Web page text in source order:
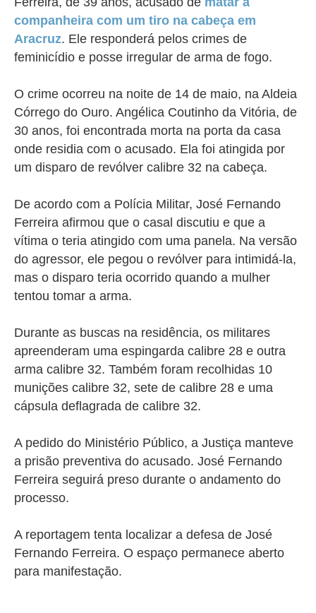
companheira com um tiro na cabeça em
Aracruz. Ele responderá pelos crimes de
feminicídio e posse irregular de arma de fogo.
O crime ocorreu na noite de 14 de maio, na Aldeia
Córrego do Ouro. Angélica Coutinho da Vitória, de
30 anos, foi encontrada morta na porta da casa
onde residia com o acusado. Ela foi atingida por
um disparo de revólver calibre 32 na cabeça.
De acordo com a Polícia Militar, José Fernando
Ferreira afirmou que o casal discutiu e que a
vítima o teria atingido com uma panela. Na versão
do agressor, ele pegou o revólver para intimidá-la,
mas o disparo teria ocorrido quando a mulher
tentou tomar a arma.
Durante as buscas na residência, os militares
apreenderam uma espingarda calibre 28 e outra
arma calibre 32. Também foram recolhidas 10
munições calibre 32, sete de calibre 28 e uma
cápsula deflagrada de calibre 32.
A pedido do Ministério Público, a Justiça manteve
a prisão preventiva do acusado. José Fernando
Ferreira seguirá preso durante o andamento do
processo.
A reportagem tenta localizar a defesa de José
Fernando Ferreira. O espaço permanece aberto
para manifestação.